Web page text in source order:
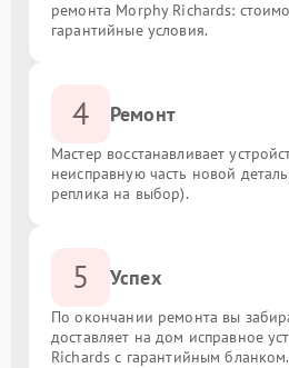
ремонта Morphy Richards:
гарантийные условия.
4 Ремонт
Мастер восстанавливает
неисправную часть новой
реплика на выбор).
5 Успех
По окончании ремонта вы
доставляет на дом исправное
Richards с гарантийным бланком.